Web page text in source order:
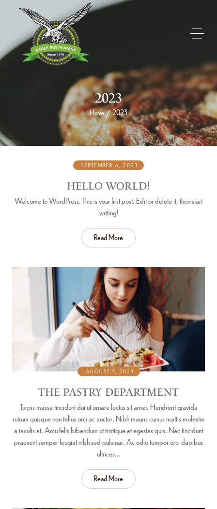
2023
Home / 2023
SEPTEMBER 6, 2023
HELLO WORLD!
Welcome to WordPress. This is your first post. Edit or delete it, then start
writing!
Read More
AUGUST 7, 2023
THE PASTRY DEPARTMENT
Turpis massa tincidunt dui ut ornare lectus sit amet. Hendrerit gravida
rutrum quisque non tellus orci ac auctor. Nibh mauris cursus mattis molestie
a iaculis at. Arcu felis bibendum ut tristique et egestas quis. Nec tincidunt
praesent semper feugiat nibh sed pulvinar. Ac odio tempor orci dapibus
ultrices…
Read More